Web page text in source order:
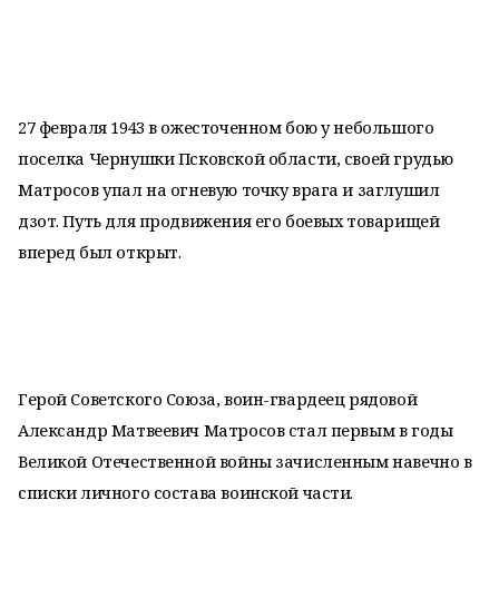
27 февраля 1943 в ожесточенном бою у небольшого
поселка Чернушки Псковской области, своей грудью
Матросов упал на огневую точку врага и заглушил
дзот. Путь для продвижения его боевых товарищей
вперед был открыт.
Герой Советского Союза, воин-гвардеец рядовой
Александр Матвеевич Матросов стал первым в годы
Великой Отечественной войны зачисленным навечно в
списки личного состава воинской части.